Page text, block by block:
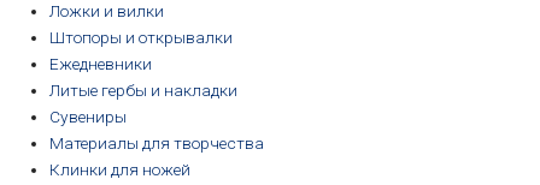
Ложки и вилки
Штопоры и открывалки
Ежедневники
Литые гербы и накладки
Сувениры
Материалы для творчества
Клинки для ножей